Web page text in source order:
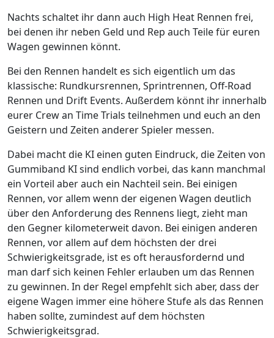
Nachts schaltet ihr dann auch High Heat Rennen frei,
bei denen ihr neben Geld und Rep auch Teile für euren
Wagen gewinnen könnt.
Bei den Rennen handelt es sich eigentlich um das
klassische: Rundkursrennen, Sprintrennen, Off-Road
Rennen und Drift Events. Außerdem könnt ihr innerhalb
eurer Crew an Time Trials teilnehmen und euch an den
Geistern und Zeiten anderer Spieler messen.
Dabei macht die KI einen guten Eindruck, die Zeiten von
Gummiband KI sind endlich vorbei, das kann manchmal
ein Vorteil aber auch ein Nachteil sein. Bei einigen
Rennen, vor allem wenn der eigenen Wagen deutlich
über den Anforderung des Rennens liegt, zieht man
den Gegner kilometerweit davon. Bei einigen anderen
Rennen, vor allem auf dem höchsten der drei
Schwierigkeitsgrade, ist es oft herausfordernd und
man darf sich keinen Fehler erlauben um das Rennen
zu gewinnen. In der Regel empfehlt sich aber, dass der
eigene Wagen immer eine höhere Stufe als das Rennen
haben sollte, zumindest auf dem höchsten
Schwierigkeitsgrad.